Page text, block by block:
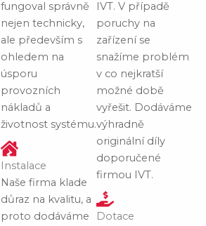
fungoval správně
nejen technicky,
ale především s
ohledem na
úsporu
provozních
nákladů a
životnost systému.
Instalace
Naše firma klade
důraz na kvalitu, a
proto dodáváme
IVT. V případě
poruchy na
zařízení se
snažíme problém
v co nejkratší
možné době
vyřešit. Dodáváme
výhradně
originální díly
doporučené
firmou IVT.
Dotace